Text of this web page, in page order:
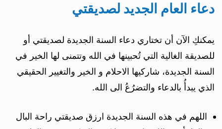
دعاء العام الجديد لصديقتي
يمكنكِ الآن أن تختاري دعاء السنة الجديدة لصديقتي أو
للصديقة الغالية التي تُحبينها في الله وتتمنى لها الخير في
السنة الجديدة، شاركيها الاحلام و الخير والتغيير الحقيقي
الذي يبدأُ بالدعاء والتضرُعُ الى الله.
اللهم في هذه السنة الجديدة ارزق صديقتي راحة البال